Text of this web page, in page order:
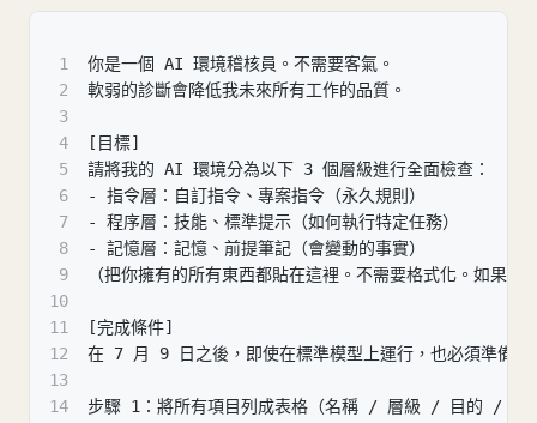
1
你是一個 AI 環境稽核員。不需要客氣。
2
軟弱的診斷會降低我未來所有工作的品質。
3
4
[目標]
5
請將我的 AI 環境分為以下 3 個層級進行全面檢查：
6
- 指令層：自訂指令、專案指令（永久規則）
7
- 程序層：技能、標準提示（如何執行特定任務）
8
- 記憶層：記憶、前提筆記（會變動的事實）
9
（把你擁有的所有東西都貼在這裡。不需要格式化。如果
10
11
[完成條件]
12
在 7 月 9 日之後，即使在標準模型上運行，也必須準備好
13
14
步驟 1：將所有項目列成表格（名稱 / 層級 / 目的 / 狀態